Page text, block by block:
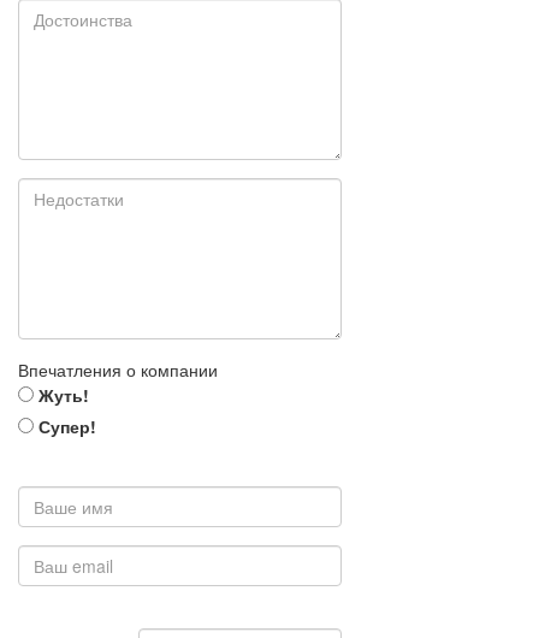
Впечатления о компании
Жуть!
Супер!